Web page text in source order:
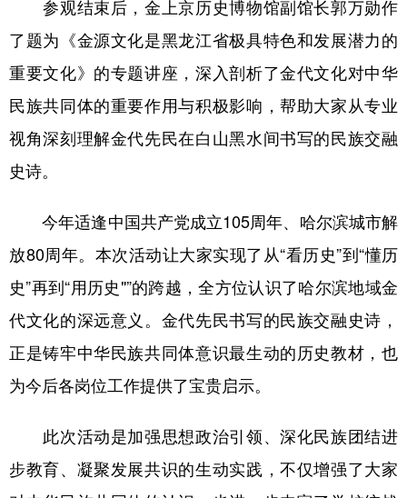
参观结束后，金上京历史博物馆副馆长郭万勋作
了题为《金源文化是黑龙江省极具特色和发展潜力的
重要文化》的专题讲座，深入剖析了金代文化对中华
民族共同体的重要作用与积极影响，帮助大家从专业
视角深刻理解金代先民在白山黑水间书写的民族交融
史诗。
今年适逢中国共产党成立105周年、哈尔滨城市解
放80周年。本次活动让大家实现了从“看历史”到“懂历
史”再到“用历史"”的跨越，全方位认识了哈尔滨地域金
代文化的深远意义。金代先民书写的民族交融史诗，
正是铸牢中华民族共同体意识最生动的历史教材，也
为今后各岗位工作提供了宝贵启示。
此次活动是加强思想政治引领、深化民族团结进
步教育、凝聚发展共识的生动实践，不仅增强了大家